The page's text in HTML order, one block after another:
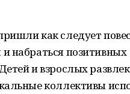
как следует
набраться позитивных
и взрослых
коллективы